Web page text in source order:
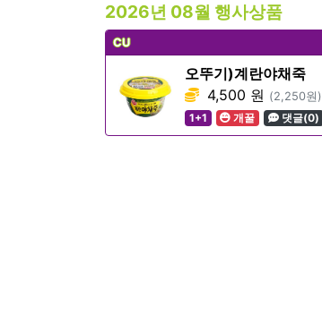
2026년 08월 행사상품
CU
오뚜기)계란야채죽
4,500 원 (2,250원)
1+1
개꿀 댓글(0)